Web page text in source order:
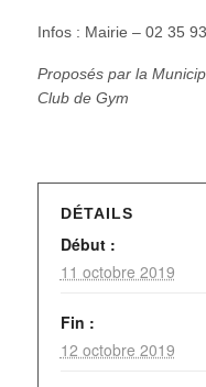
Infos : Mairie – 02 35
Proposés par la
Club de Gym
DÉTAILS
Début :
11 octobre 2019
Fin :
12 octobre 2019